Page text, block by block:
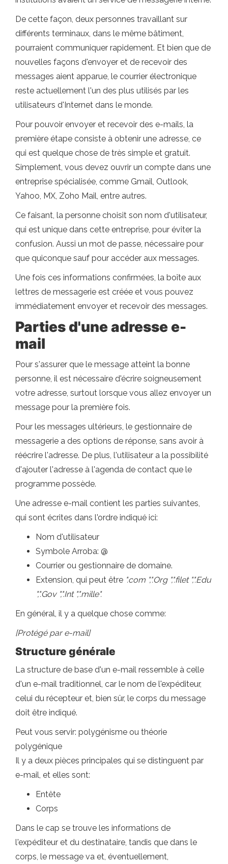
De cette façon, deux personnes travaillant sur
différents terminaux, dans le même bâtiment,
pourraient communiquer rapidement. Et bien que de
nouvelles façons d'envoyer et de recevoir des
messages aient apparue, le courrier électronique
reste actuellement l'un des plus utilisés par les
utilisateurs d'Internet dans le monde.
Pour pouvoir envoyer et recevoir des e-mails, la
première étape consiste à obtenir une adresse, ce
qui est quelque chose de très simple et gratuit.
Simplement, vous devez ouvrir un compte dans une
entreprise spécialisée, comme Gmail, Outlook,
Yahoo, MX, Zoho Mail, entre autres.
Ce faisant, la personne choisit son nom d'utilisateur,
qui est unique dans cette entreprise, pour éviter la
confusion. Aussi un mot de passe, nécessaire pour
que quiconque sauf pour accéder aux messages.
Une fois ces informations confirmées, la boîte aux
lettres de messagerie est créée et vous pouvez
immédiatement envoyer et recevoir des messages.
Parties d'une adresse e-
mail
Pour s'assurer que le message atteint la bonne
personne, il est nécessaire d'écrire soigneusement
votre adresse, surtout lorsque vous allez envoyer un
message pour la première fois.
Pour les messages ultérieurs, le gestionnaire de
messagerie a des options de réponse, sans avoir à
réécrire l'adresse. De plus, l'utilisateur a la possibilité
d'ajouter l'adresse à l'agenda de contact que le
programme possède.
Une adresse e-mail contient les parties suivantes,
qui sont écrites dans l'ordre indiqué ici:
Nom d'utilisateur
Symbole Arroba: @
Courrier ou gestionnaire de domaine.
Extension, qui peut être ".com ",".Org ",".filet ",".Edu
",".Gov ",".Int ",".mille".
En général, il y a quelque chose comme:
[Protégé par e-mail]
Structure générale
La structure de base d'un e-mail ressemble à celle
d'un e-mail traditionnel, car le nom de l'expéditeur,
celui du récepteur et, bien sûr, le corps du message
doit être indiqué.
Peut vous servir: polygénisme ou théorie
polygénique
Il y a deux pièces principales qui se distinguent par
e-mail, et elles sont:
Entête
Corps
Dans le cap se trouve les informations de
l'expéditeur et du destinataire, tandis que dans le
corps, le message va et, éventuellement,